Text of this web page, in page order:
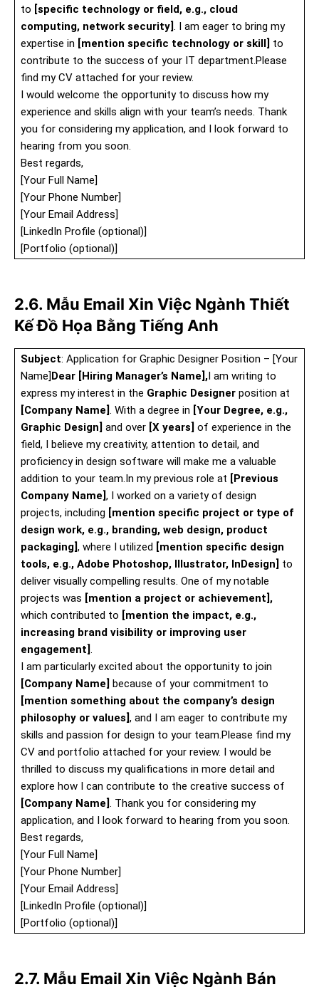
to [specific technology or field, e.g., cloud
computing, network security]. I am eager to bring my
expertise in [mention specific technology or skill] to
contribute to the success of your IT department.Please
find my CV attached for your review.
I would welcome the opportunity to discuss how my
experience and skills align with your team’s needs. Thank
you for considering my application, and I look forward to
hearing from you soon.
Best regards,
[Your Full Name]
[Your Phone Number]
[Your Email Address]
[LinkedIn Profile (optional)]
[Portfolio (optional)]
2.6. Mẫu Email Xin Việc Ngành Thiết
Kế Đồ Họa Bằng Tiếng Anh
Subject: Application for Graphic Designer Position – [Your
Name]Dear [Hiring Manager’s Name],I am writing to
express my interest in the Graphic Designer position at
[Company Name]. With a degree in [Your Degree, e.g.,
Graphic Design] and over [X years] of experience in the
field, I believe my creativity, attention to detail, and
proficiency in design software will make me a valuable
addition to your team.In my previous role at [Previous
Company Name], I worked on a variety of design
projects, including [mention specific project or type of
design work, e.g., branding, web design, product
packaging], where I utilized [mention specific design
tools, e.g., Adobe Photoshop, Illustrator, InDesign] to
deliver visually compelling results. One of my notable
projects was [mention a project or achievement],
which contributed to [mention the impact, e.g.,
increasing brand visibility or improving user
engagement].
I am particularly excited about the opportunity to join
[Company Name] because of your commitment to
[mention something about the company’s design
philosophy or values], and I am eager to contribute my
skills and passion for design to your team.Please find my
CV and portfolio attached for your review. I would be
thrilled to discuss my qualifications in more detail and
explore how I can contribute to the creative success of
[Company Name]. Thank you for considering my
application, and I look forward to hearing from you soon.
Best regards,
[Your Full Name]
[Your Phone Number]
[Your Email Address]
[LinkedIn Profile (optional)]
[Portfolio (optional)]
2.7. Mẫu Email Xin Việc Ngành Bán